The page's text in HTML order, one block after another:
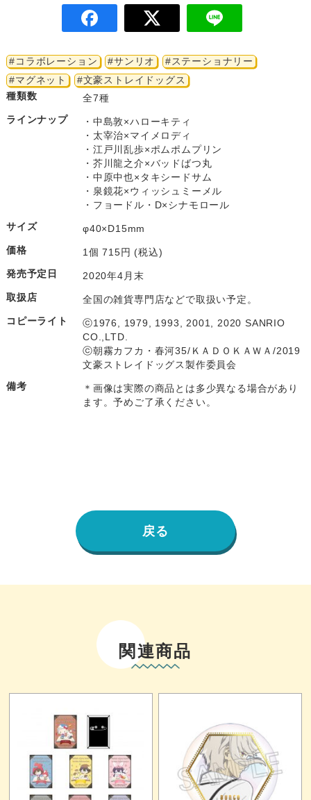
#コラボレーション #サンリオ
#ステーショナリー
#マグネット
#文豪ストレイドッグス
種類数
全7種
ラインナップ
・中島敦×ハローキティ
・太宰治×マイメロディ
・江戸川乱歩×ポムポムプリン
・芥川龍之介×バッドばつ丸
・中原中也×タキシードサム
・泉鏡花×ウィッシュミーメル
・フョードル・D×シナモロール
サイズ
φ40×D15mm
価格
1個 715円 (税込)
発売予定日
2020年4月末
取扱店
全国の雑貨専門店などで取扱い予定。
コピーライト
ⓒ1976, 1979, 1993, 2001, 2020 SANRIO
CO.,LTD.
ⓒ朝霧カフカ・春河35/ＫＡＤＯＫＡＷＡ/2019
文豪ストレイドッグス製作委員会
備考
＊画像は実際の商品とは多少異なる場合があり
ます。予めご了承ください。
戻る
関連商品